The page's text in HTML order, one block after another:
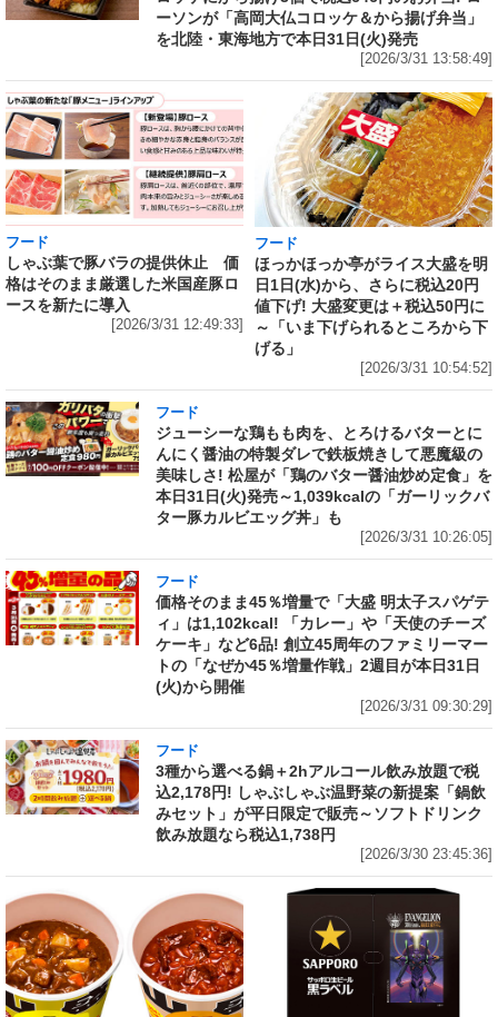
ーソンが「高岡大仏コロッケ＆から揚げ弁当」
を北陸・東海地方で本日31日(火)発売
[2026/3/31 13:58:49]
フード
しゃぶ葉で豚バラの提供休止 価
格はそのまま厳選した米国産豚ロ
ースを新たに導入
[2026/3/31 12:49:33]
フード
ほっかほっか亭がライス大盛を明
日1日(水)から、さらに税込20円
値下げ! 大盛変更は＋税込50円に
～「いま下げられるところから下
げる」
[2026/3/31 10:54:52]
フード
ジューシーな鶏もも肉を、とろけるバターとに
んにく醤油の特製ダレで鉄板焼きして悪魔級の
美味しさ! 松屋が「鶏のバター醤油炒め定食」を
本日31日(火)発売～1,039kcalの「ガーリックバ
ター豚カルビエッグ丼」も
[2026/3/31 10:26:05]
フード
価格そのまま45％増量で「大盛 明太子スパゲテ
ィ」は1,102kcal! 「カレー」や「天使のチーズ
ケーキ」など6品! 創立45周年のファミリーマー
トの「なぜか45％増量作戦」2週目が本日31日
(火)から開催
[2026/3/31 09:30:29]
フード
3種から選べる鍋＋2hアルコール飲み放題で税
込2,178円! しゃぶしゃぶ温野菜の新提案「鍋飲
みセット」が平日限定で販売～ソフトドリンク
飲み放題なら税込1,738円
[2026/3/30 23:45:36]